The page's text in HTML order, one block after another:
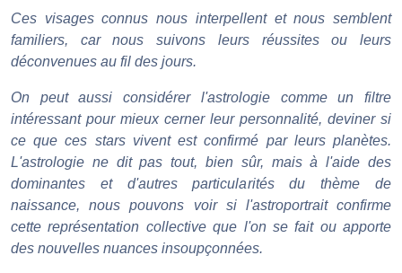
Ces visages connus nous interpellent et nous semblent
familiers, car nous suivons leurs réussites ou leurs
déconvenues au fil des jours.
On peut aussi considérer l'astrologie comme un filtre
intéressant pour mieux cerner leur personnalité, deviner si
ce que ces stars vivent est confirmé par leurs planètes.
L'astrologie ne dit pas tout, bien sûr, mais à l'aide des
dominantes et d'autres particularités du thème de
naissance, nous pouvons voir si l'astroportrait confirme
cette représentation collective que l'on se fait ou apporte
des nouvelles nuances insoupçonnées.